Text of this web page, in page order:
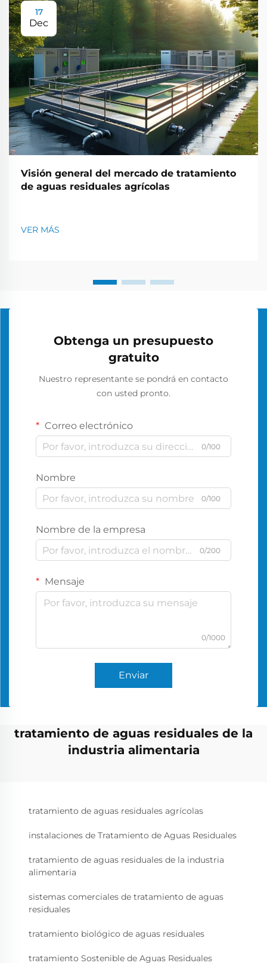
17
Dec
Visión general del mercado de tratamiento
de aguas residuales agrícolas
VER MÁS
Obtenga un presupuesto
gratuito
Nuestro representante se pondrá en contacto
con usted pronto.
Correo electrónico
0/100
Nombre
0/100
Nombre de la empresa
0/200
Mensaje
0/1000
Enviar
tratamiento de aguas residuales de la
industria alimentaria
tratamiento de aguas residuales agrícolas
instalaciones de Tratamiento de Aguas Residuales
tratamiento de aguas residuales de la industria
alimentaria
sistemas comerciales de tratamiento de aguas
residuales
tratamiento biológico de aguas residuales
tratamiento Sostenible de Aguas Residuales